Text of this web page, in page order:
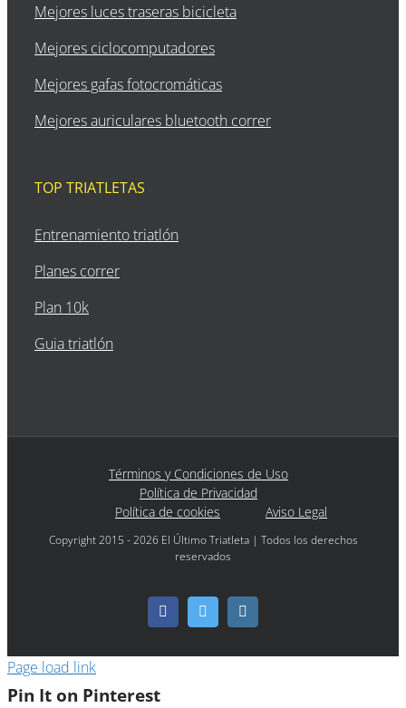
Mejores luces traseras bicicleta
Mejores ciclocomputadores
Mejores gafas fotocromáticas
Mejores auriculares bluetooth correr
TOP TRIATLETAS
Entrenamiento triatlón
Planes correr
Plan 10k
Guia triatlón
Términos y Condiciones de Uso
Política de Privacidad
Política de cookies
Aviso Legal
Copyright 2015 - 2026 El Último Triatleta | Todos los derechos
reservados
FacebookTwitter
Page load link
Pin It on Pinterest